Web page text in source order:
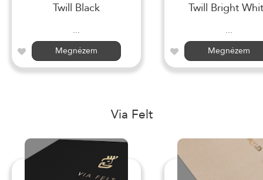
Twill Black
...
Megnézem
Twill Bright
...
Megnézem
Via Felt